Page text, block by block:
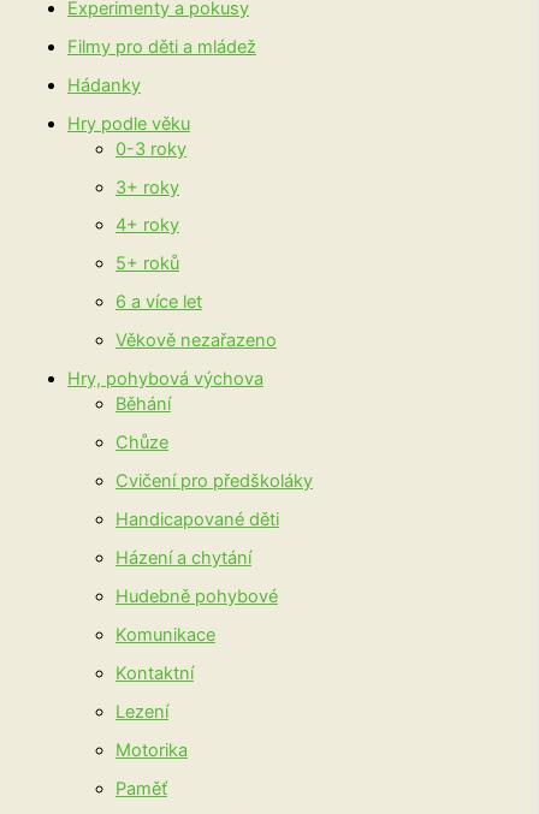
Experimenty a pokusy
Filmy pro děti a mládež
Hádanky
Hry podle věku
0-3 roky
3+ roky
4+ roky
5+ roků
6 a více let
Věkově nezařazeno
Hry, pohybová výchova
Běhání
Chůze
Cvičení pro předškoláky
Handicapované děti
Házení a chytání
Hudebně pohybové
Komunikace
Kontaktní
Lezení
Motorika
Paměť